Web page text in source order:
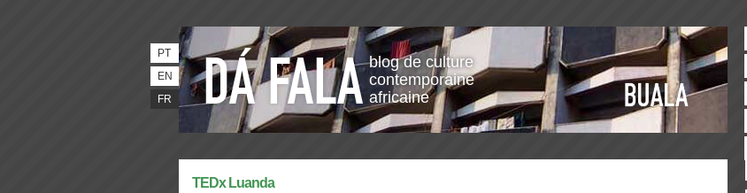
blog de culture
contemporaine
africaine
PT
EN
FR
TEDx Luanda